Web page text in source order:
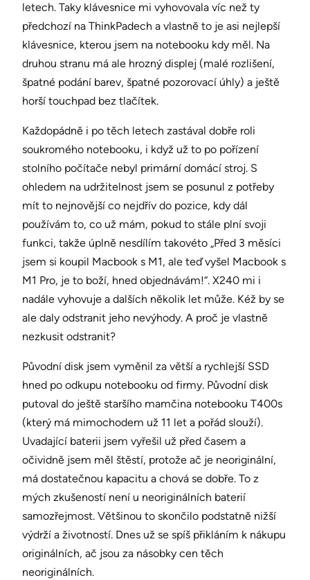
letech. Taky klávesnice mi vyhovovala víc než ty
předchozí na ThinkPadech a vlastně to je asi nejlepší
klávesnice, kterou jsem na notebooku kdy měl. Na
druhou stranu má ale hrozný displej (malé rozlišení,
špatné podání barev, špatné pozorovací úhly) a ještě
horší touchpad bez tlačítek.
Každopádně i po těch letech zastával dobře roli
soukromého notebooku, i když už to po pořízení
stolního počítače nebyl primární domácí stroj. S
ohledem na udržitelnost jsem se posunul z potřeby
mít to nejnovější co nejdřív do pozice, kdy dál
používám to, co už mám, pokud to stále plní svoji
funkci, takže úplně nesdílím takovéto „Před 3 měsíci
jsem si koupil Macbook s M1, ale teď vyšel Macbook s
M1 Pro, je to boží, hned objednávám!“. X240 mi i
nadále vyhovuje a dalších několik let může. Kéž by se
ale daly odstranit jeho nevýhody. A proč je vlastně
nezkusit odstranit?
Původní disk jsem vyměnil za větší a rychlejší SSD
hned po odkupu notebooku od firmy. Původní disk
putoval do ještě staršího mamčina notebooku T400s
(který má mimochodem už 11 let a pořád slouží).
Uvadající baterii jsem vyřešil už před časem a
očividně jsem měl štěstí, protože ač je neoriginální,
má dostatečnou kapacitu a chová se dobře. To z
mých zkušeností není u neoriginálních baterií
samozřejmost. Většinou to skončilo podstatně nižší
výdrží a životností. Dnes už se spíš přikláním k nákupu
originálních, ač jsou za násobky cen těch
neoriginálních.